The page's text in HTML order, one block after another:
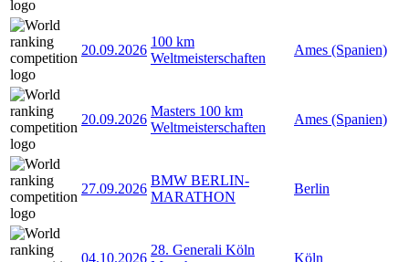
20.09.2026
100 km
Weltmeisterschaften
Ames (Spanien)
20.09.2026
Masters 100 km
Weltmeisterschaften
Ames (Spanien)
27.09.2026
BMW BERLIN-
MARATHON
Berlin
04.10.2026
28. Generali Köln
Köln